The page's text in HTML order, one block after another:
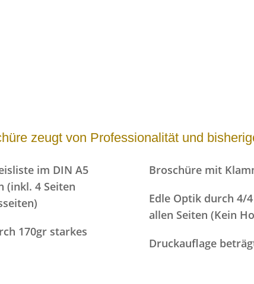
zeugt von Professionalität und
im DIN A5
(inkl. 4 Seiten
170gr starkes
Broschüre mit
Edle Optik durch 4/
allen Seiten (Kein
Druckauflage